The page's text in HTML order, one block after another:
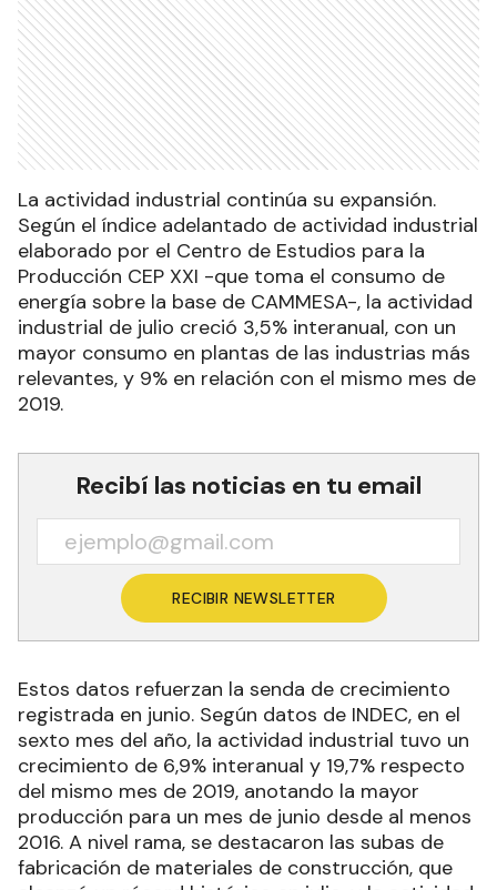
La actividad industrial continúa su expansión.
Según el índice adelantado de actividad industrial
elaborado por el Centro de Estudios para la
Producción CEP XXI -que toma el consumo de
energía sobre la base de CAMMESA-, la actividad
industrial de julio creció 3,5% interanual, con un
mayor consumo en plantas de las industrias más
relevantes, y 9% en relación con el mismo mes de
2019.
Recibí las noticias en tu email
RECIBIR NEWSLETTER
Estos datos refuerzan la senda de crecimiento
registrada en junio. Según datos de INDEC, en el
sexto mes del año, la actividad industrial tuvo un
crecimiento de 6,9% interanual y 19,7% respecto
del mismo mes de 2019, anotando la mayor
producción para un mes de junio desde al menos
2016. A nivel rama, se destacaron las subas de
fabricación de materiales de construcción, que